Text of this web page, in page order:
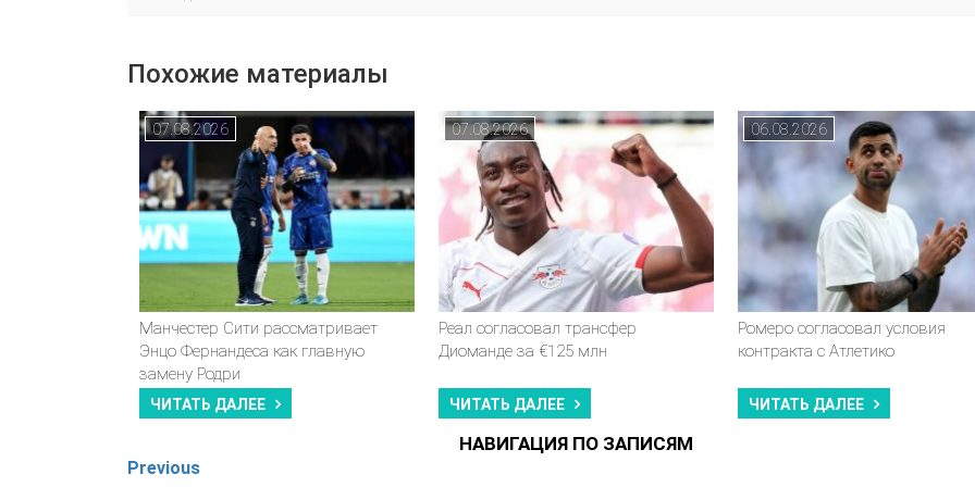
Похожие материалы
07.08.2026
Манчестер Сити рассматривает
Энцо Фернандеса как главную
замену Родри
ЧИТАТЬ ДАЛЕЕ
07.08.2026
Реал согласовал трансфер
Диоманде за €125 млн
ЧИТАТЬ ДАЛЕЕ
06.08.2026
Ромеро согласовал условия
контракта с Атлетико
ЧИТАТЬ ДАЛЕЕ
НАВИГАЦИЯ ПО ЗАПИСЯМ
Previous